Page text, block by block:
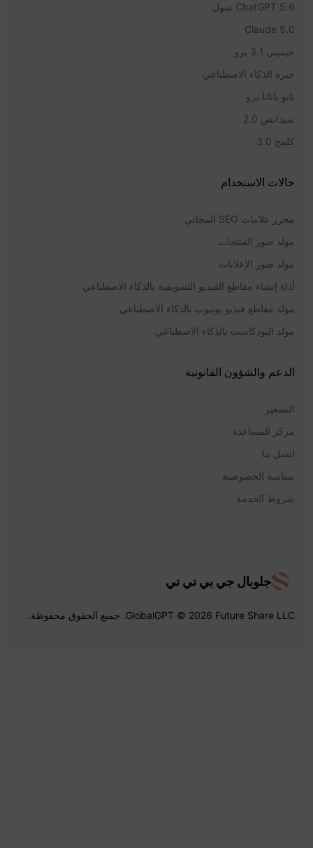
ChatGPT 5.6 سول
Claude 5.0
جيميني 3.1 برو
حيرة الذكاء الاصطناعي
نانو بانانا برو
سيدانس 2.0
كلينج 3.0
حالات الاستخدام
محرر علامات SEO المجاني
مولد صور المنتجات
مولد صور الإعلانات
أداة إنشاء مقاطع الفيديو التسويقية بالذكاء الاصطناعي
مولد مقاطع فيديو يوتيوب بالذكاء الاصطناعي
مولد البودكاست بالذكاء الاصطناعي
الدعم والشؤون القانونية
التسعير
مركز المساعدة
اتصل بنا
سياسة الخصوصية
شروط الخدمة
جلوبال جي بي تي تي
GlobalGPT © 2026 Future Share LLC. جميع الحقوق محفوظة.